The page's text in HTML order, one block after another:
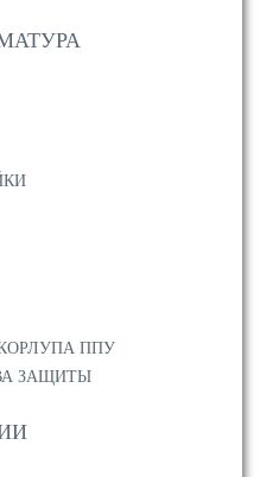
ППУ
ЗАЩИТЫ